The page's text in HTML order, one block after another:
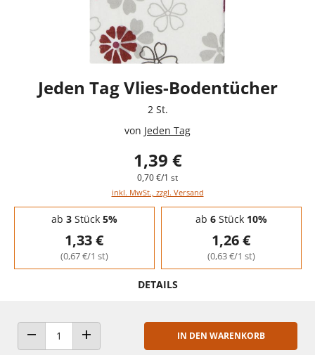
Jeden Tag Vlies-Bodentücher
2 St.
von Jeden Tag
1,39 €
0,70 €/1 st
inkl. MwSt., zzgl. Versand
Staffelpreise - Mengenrabatt
ab 3Stück 5%
1,33 €
(0,67 €/1 st)
ab 6Stück 10%
1,26 €
(0,63 €/1 st)
DETAILS
ANZAHL VERRINGERNANZAHL ERHÖHEN
IN DEN WARENKORB